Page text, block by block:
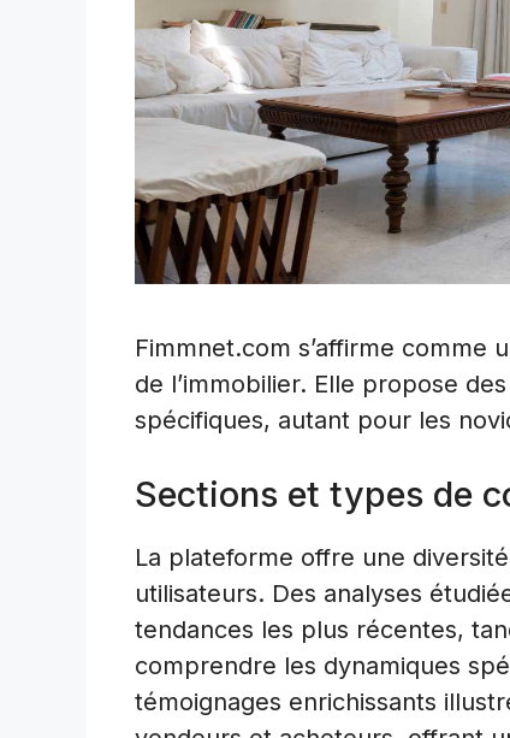
Fimmnet.com s’affirme comme
de l’immobilier. Elle propose
spécifiques, autant pour les
Sections et types de
La plateforme offre une
utilisateurs. Des analyses
tendances les plus récentes,
comprendre les dynamiques
témoignages enrichissants